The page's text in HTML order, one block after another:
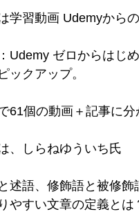
学習動画 Udemyからの
：Udemy ゼロからはじ
ックアップ。
61個の動画＋記事に分
、しらねゆういち氏
述語、修飾語と被修飾
やすい文章の定義とは